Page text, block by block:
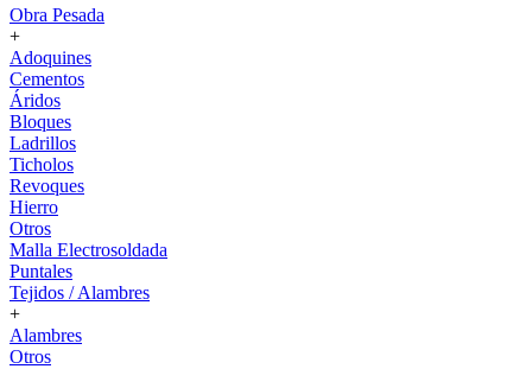
Obra Pesada
+
Adoquines
Cementos
Áridos
Bloques
Ladrillos
Ticholos
Revoques
Hierro
Otros
Malla Electrosoldada
Puntales
Tejidos / Alambres
+
Alambres
Otros